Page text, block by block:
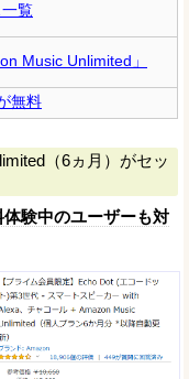
覧
Music Unlimited」
無料
（6ヵ月）がセッ
験中のユーザーも対